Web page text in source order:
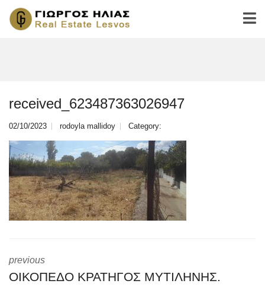
received_623487363026947
02/10/2023 rodoyla mallidoy Category:
previous
ΟΙΚΟΠΕΔΟ ΚΡΑΤΗΓΟΣ ΜΥΤΙΛΗΝΗΣ.